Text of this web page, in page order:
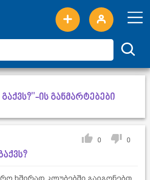
ის განმარტებები
0 0